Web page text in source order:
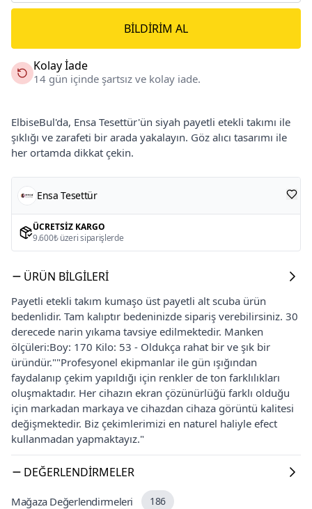
BILDIRIM AL
Kolay İade
14 gün içinde şartsız ve kolay iade.
ElbiseBul'da, Ensa Tesettür'ün siyah payetli etekli takımı ile
şıklığı ve zarafeti bir arada yakalayın. Göz alıcı tasarımı ile
her ortamda dikkat çekin.
Ensa Tesettür
ÜCRETSIZ KARGO
9.600₺ üzeri siparişlerde
ÜRÜN BILGILERI
Payetli etekli takım kumaşo üst payetli alt scuba ürün
bedenlidir. Tam kalıptır bedeninizde sipariş verebilirsiniz. 30
derecede narin yıkama tavsiye edilmektedir. Manken
ölçüleri:Boy: 170 Kilo: 53 - Oldukça rahat bir ve şık bir
üründür.""Profesyonel ekipmanlar ile gün ışığından
faydalanıp çekim yapıldığı için renkler de ton farklılıkları
oluşmaktadır. Her cihazın ekran çözünürlüğü farklı olduğu
için markadan markaya ve cihazdan cihaza görüntü kalitesi
değişmektedir. Biz çekimlerimizi en naturel haliyle efect
kullanmadan yapmaktayız."
DEĞERLENDIRMELER
Mağaza Değerlendirmeleri 186